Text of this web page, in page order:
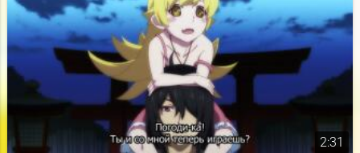
2:31